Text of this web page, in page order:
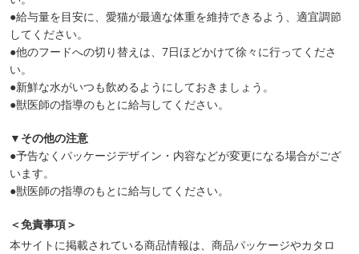
●給与量を目安に、愛猫が最適な体重を維持できるよう、適宜調節
してください。
●他のフードへの切り替えは、7日ほどかけて徐々に行ってくださ
い。
●新鮮な水がいつも飲めるようにしておきましょう。
●獣医師の指導のもとに給与してください。
▼その他の注意
●予告なくパッケージデザイン・内容などが変更になる場合がござ
います。
●獣医師の指導のもとに給与してください。
＜免責事項＞
本サイトに掲載されている商品情報は、商品パッケージやカタロ